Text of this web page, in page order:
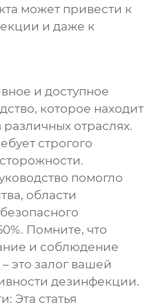
может привести к
и даже к
и доступное
которое находит
отраслях.
строгого
помогло
области
. Помните, что
и соблюдение
это залог вашей
дезинфекции.
Эта статья